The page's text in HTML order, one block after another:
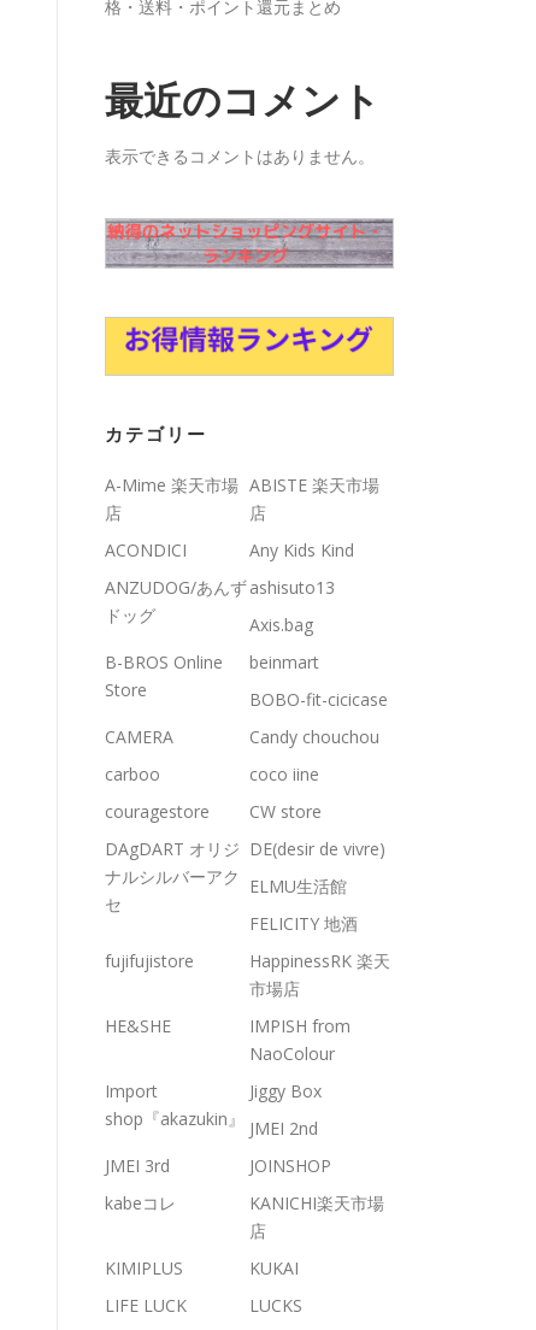
格・送料・ポイント還元まとめ
最近のコメント
表示できるコメントはありません。
カテゴリー
A-Mime 楽天市場
店
ABISTE 楽天市場
店
ACONDICI
Any Kids Kind
ANZUDOG/あんず
ドッグ
ashisuto13
Axis.bag
B-BROS Online
Store
beinmart
BOBO-fit-cicicase
CAMERA
Candy chouchou
carboo
coco iine
couragestore
CW store
DAgDART オリジ
ナルシルバーアク
セ
DE(desir de vivre)
ELMU生活館
FELICITY 地酒
fujifujistore
HappinessRK 楽天
市場店
HE&SHE
IMPISH from
NaoColour
Import
shop『akazukin』
Jiggy Box
JMEI 2nd
JMEI 3rd
JOINSHOP
kabeコレ
KANICHI楽天市場
店
KIMIPLUS
KUKAI
LIFE LUCK
LUCKS